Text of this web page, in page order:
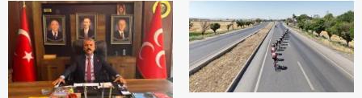
parkları ziyaret etti.